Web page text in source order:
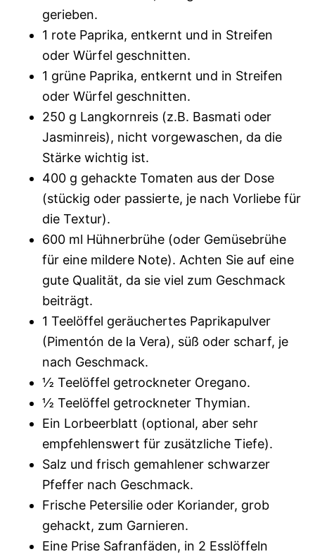
gerieben.
1 rote Paprika, entkernt und in Streifen
oder Würfel geschnitten.
1 grüne Paprika, entkernt und in Streifen
oder Würfel geschnitten.
250 g Langkornreis (z.B. Basmati oder
Jasminreis), nicht vorgewaschen, da die
Stärke wichtig ist.
400 g gehackte Tomaten aus der Dose
(stückig oder passierte, je nach Vorliebe für
die Textur).
600 ml Hühnerbrühe (oder Gemüsebrühe
für eine mildere Note). Achten Sie auf eine
gute Qualität, da sie viel zum Geschmack
beiträgt.
1 Teelöffel geräuchertes Paprikapulver
(Pimentón de la Vera), süß oder scharf, je
nach Geschmack.
½ Teelöffel getrockneter Oregano.
½ Teelöffel getrockneter Thymian.
Ein Lorbeerblatt (optional, aber sehr
empfehlenswert für zusätzliche Tiefe).
Salz und frisch gemahlener schwarzer
Pfeffer nach Geschmack.
Frische Petersilie oder Koriander, grob
gehackt, zum Garnieren.
Eine Prise Safranfäden, in 2 Esslöffeln